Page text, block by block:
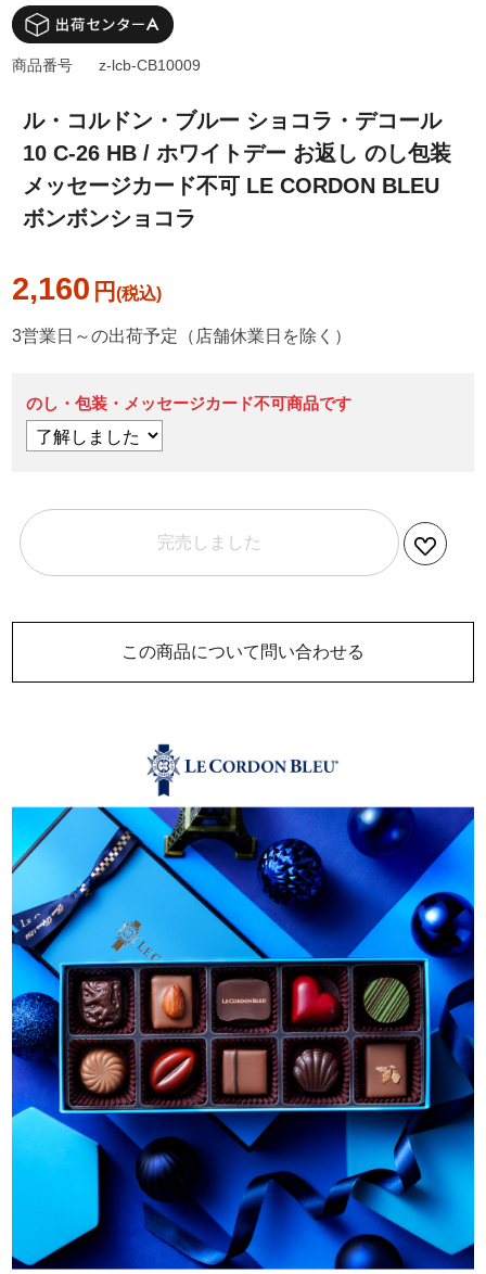
ル・コルドン・ブルー ショコラ・デコール
10 C-26 HB / ホワイトデー お返し のし包装
メッセージカード不可 LE CORDON BLEU
ボンボンショコラ
2,160 円
商品番号 z-lcb-CB10009
3営業日～の出荷予定（店舗休業日を除く）
のし・包装・メッセージカード不可商品です
完売しました
この商品について問い合わせる